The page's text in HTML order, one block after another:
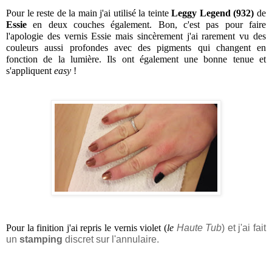
Pour le reste de la main j'ai utilisé la teinte Leggy Legend (932)
Essie en deux couches également. Bon, c'est pas pour faire
l'apologie des vernis Essie mais sincèrement j'ai rarement vu des
couleurs aussi profondes avec des pigments qui changent en
fonction de la lumière. Ils ont également une bonne tenue et
s'appliquent easy !
Pour la finition j'ai repris le vernis violet (le Haute Tub) et j'ai fait
un stamping discret sur l'annulaire.